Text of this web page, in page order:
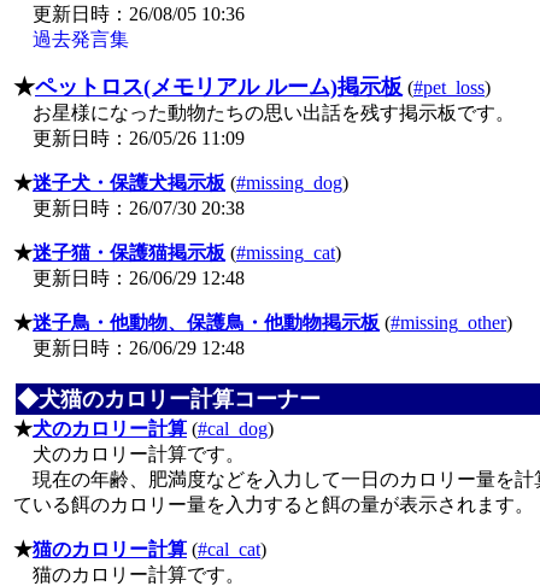
更新日時：26/08/05 10:36
過去発言集
★ペットロス(メモリアル ルーム)掲示板 (#pet_loss)
お星様になった動物たちの思い出話を残す掲示板です。
更新日時：26/05/26 11:09
★迷子犬・保護犬掲示板 (#missing_dog)
更新日時：26/07/30 20:38
★迷子猫・保護猫掲示板 (#missing_cat)
更新日時：26/06/29 12:48
★迷子鳥・他動物、保護鳥・他動物掲示板 (#missing_other)
更新日時：26/06/29 12:48
◆犬猫のカロリー計算コーナー
★犬のカロリー計算 (#cal_dog)
犬のカロリー計算です。
現在の年齢、肥満度などを入力して一日のカロリー量を計
ている餌のカロリー量を入力すると餌の量が表示されます。
★猫のカロリー計算 (#cal_cat)
猫のカロリー計算です。